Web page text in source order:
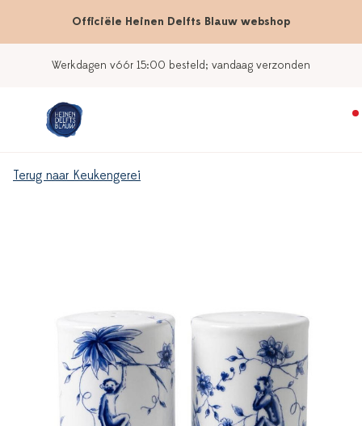
Officiële Heinen Delfts Blauw webshop
Werkdagen vóór 15:00 besteld; vandaag verzonden
Terug naar Keukengerei